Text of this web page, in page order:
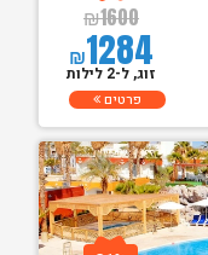
₪1600
₪1284
זוג, ל-2 לילות
פרטים